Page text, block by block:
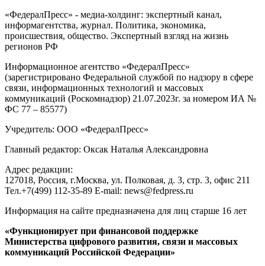
«ФедералПресс» - медиа-холдинг: экспертный канал,
информагентства, журнал. Политика, экономика,
происшествия, общество. Экспертный взгляд на жизнь
регионов РФ
Информационное агентство «ФедералПресс»
(зарегистрировано Федеральной службой по надзору в сфере
связи, информационных технологий и массовых
коммуникаций (Роскомнадзор) 21.07.2023г. за номером ИА №
ФС 77 – 85577)
Учредитель: ООО «ФедералПресс»
Главный редактор: Оксак Наталья Александровна
Адрес редакции:
127018, Россия, г.Москва, ул. Полковая, д. 3, стр. 3, офис 211
Тел.+7(499) 112-35-89 E-mail: news@fedpress.ru
Информация на сайте предназначена для лиц старше 16 лет
«Функционирует при финансовой поддержке
Министерства цифрового развития, связи и массовых
коммуникаций Российской Федерации»